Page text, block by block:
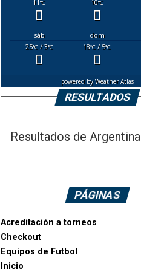
11°C 10°C
sáb dom
25°C/ 3°C 18°C / 5°C
powered byWeather Atlas
RESULTADOS
Resultados de Argentina
PÁGINAS
Acreditación a torneos
Checkout
Equipos de Futbol
Inicio